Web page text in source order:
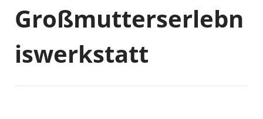
Großmutterserlebn
iswerkstatt